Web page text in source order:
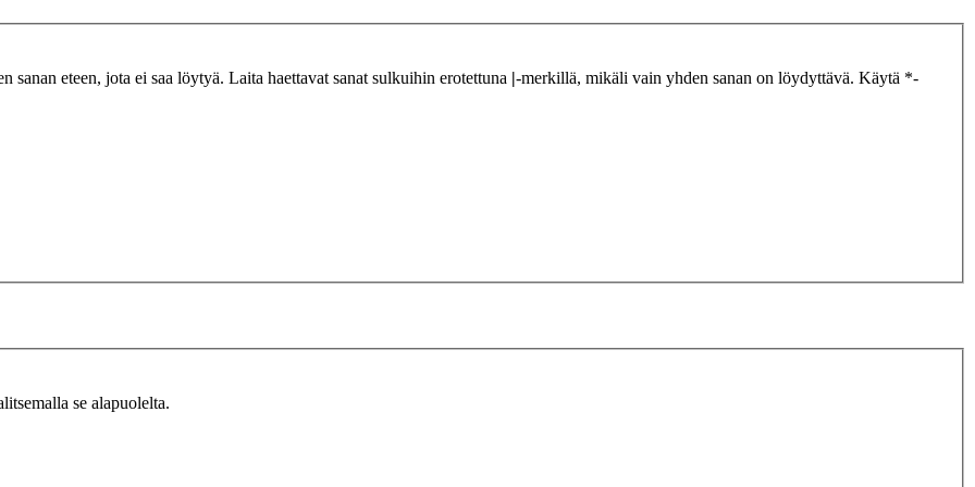
sanan eteen, jota ei saa löytyä. Laita haettavat sanat sulkuihin erotettuna |-merkillä, mikäli vain yhden sanan on löydyttävä. Käytä *-
se alapuolelta.